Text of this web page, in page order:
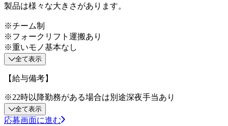
製品は様々な大きさがあります。
※チーム制
※フォークリフト運搬あり
※重いモノ基本なし
全て表示
【給与備考】
※22時以降勤務がある場合は別途深夜手当あり
全て表示
応募画面に進む